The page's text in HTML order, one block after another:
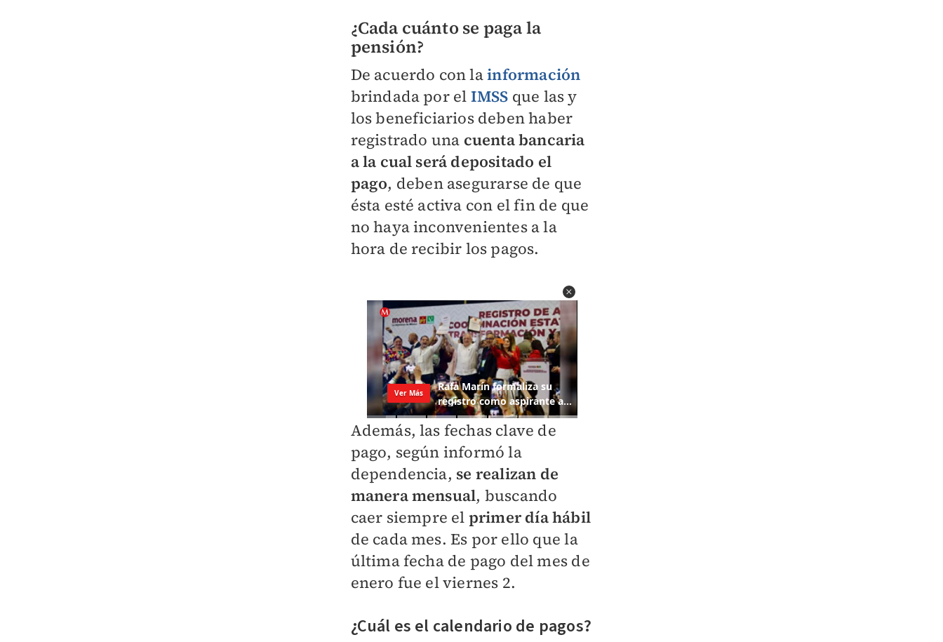
¿Cada cuánto se paga la
pensión?
De acuerdo con lainformación
brindada por el IMSS que las y
los beneficiarios deben haber
registrado una cuenta bancaria
a la cual será depositado el
pago, deben asegurarse de que
ésta esté activa con el fin de que
no haya inconvenientes a la
hora de recibir los pagos.
Además, las fechas clave de
pago, según informó la
dependencia, se realizan de
manera mensual, buscando
caer siempre el primer día hábil
de cada mes. Es por ello que la
última fecha de pago del mes de
enero fue el viernes 2.
¿Cuál es el calendario de pagos?